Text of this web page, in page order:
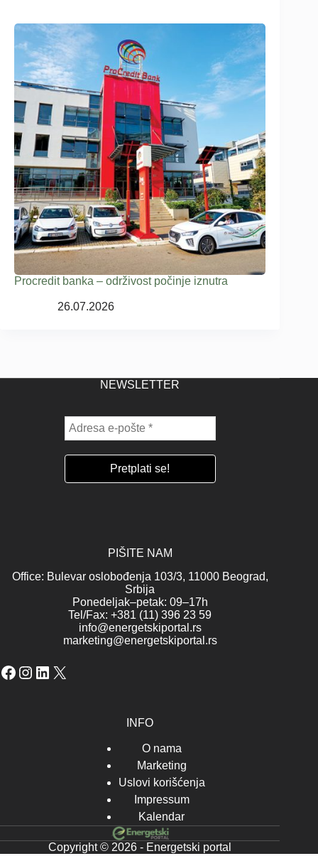
Procredit banka – održivost počinje iznutra
26.07.2026
NEWSLETTER
PIŠITE NAM
Office: Bulevar oslobođenja 103/3, 11000 Beograd,
Srbija
Ponedeljak–petak: 09–17h
Tel/Fax: +381 (11) 396 23 59
info@energetskiportal.rs
marketing@energetskiportal.rs
Facebook
Instagram
LinkedIn
X
INFO
O nama
Marketing
Uslovi korišćenja
Impressum
Kalendar
Copyright © 2026 - Energetski portal